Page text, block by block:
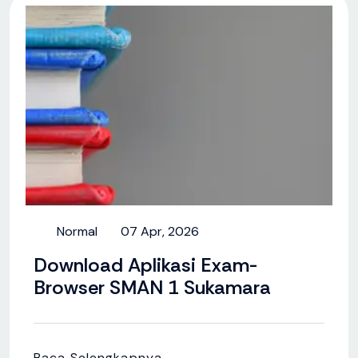
Normal 07 Apr, 2026
Download Aplikasi Exam-
Browser SMAN 1 Sukamara